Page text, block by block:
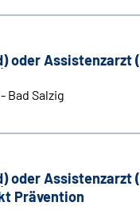
) oder Assistenzarzt (
Bad Salzig
) oder Assistenzarzt (
Prävention